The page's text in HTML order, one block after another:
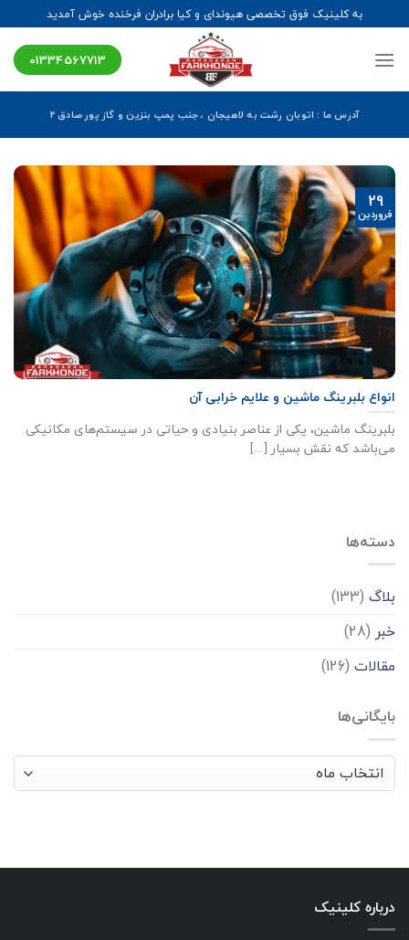
to
content
به کلینیک فوق تخصصی هیوندای و کیا برادران فرخنده خوش آمدید
01334567713
آدرس ما : اتوبان رشت به لاهیجان ، جنب پمپ بنزین و گاز پور صادق ۲
انواع بلبرینگ ماشین و علایم خرابی آن
بلبرینگ ماشین، یکی از عناصر بنیادی و حیاتی در سیستم‌های مکانیکی
می‌باشد که نقش بسیار [...]
29
فروردین
دسته‌ها
بلاگ (133)
خبر (28)
مقالات (126)
بایگانی‌ها
بایگانی‌ها
درباره کلینیک